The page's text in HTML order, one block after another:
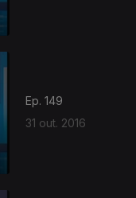
Ep. 149
31 out. 2016